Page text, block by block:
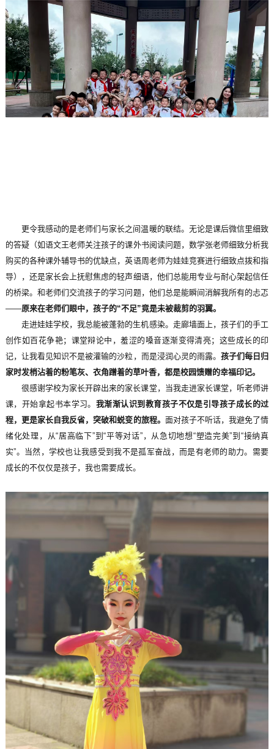
更令我感动的是老师们与家长之间温暖的联结。无论是课后微信里细致
的答疑（如语文王老师关注孩子的课外书阅读问题，数学张老师细致分析我
购买的各种课外辅导书的优缺点，英语周老师为娃娃竞赛进行细致点拨和指
导），还是家长会上抚慰焦虑的轻声细语，他们总能用专业与耐心架起信任
的桥梁。和老师们交流孩子的学习问题，他们总是能瞬间消解我所有的忐忑
——原来在老师们眼中，孩子的“不足”竟是未被裁剪的羽翼。
走进娃娃学校，我总能被蓬勃的生机感染。走廊墙面上，孩子们的手工
创作如百花争艳；课堂辩论中，羞涩的嗓音逐渐变得清亮；这些成长的印
记，让我看见知识不是被灌输的沙粒，而是浸润心灵的雨露。 孩子们每日归
家时发梢沾着的粉笔灰、衣角蹭着的草叶香，都是校园馈赠的幸福印记。
很感谢学校为家长开辟出来的家长课堂，当我走进家长课堂，听老师讲
课，开始拿起书本学习。 我渐渐认识到教育孩子不仅是引导孩子成长的过
程，更是家长自我反省，突破和蜕变的旅程。 面对孩子不听话，我避免了情
绪化处理，从“居高临下”到“平等对话”，从急切地想“塑造完美”到“接纳真
实”。当然，学校也让我感受到我不是孤军奋战，而是有老师的助力。需要
成长的不仅仅是孩子，我也需要成长。